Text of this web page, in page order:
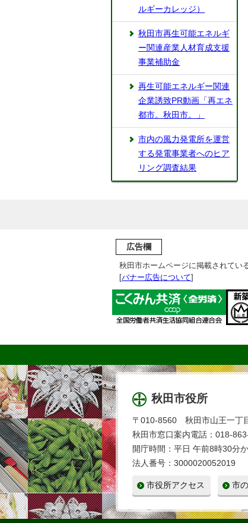
ルギーカレッジ）
秋田市再生可能エネルギ
ー関連産業人材育成支援
事業補助金
再生可能エネルギー関連
企業誘致PR動画「再エネ
都市。秋田市。」
市内の風力発電所を運営
する発電事業者へのヒア
リング調査結果
広告欄
秋田市ホームページに掲載されてい
[バナー広告について]
秋田市役所
〒010-8560 秋田市山王一丁
秋田市窓口案内電話：018-
開庁時間：平日 午前8時30分
法人番号：3000020052019
市役所アクセス 市